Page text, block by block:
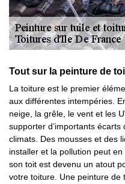
Tout sur la peinture de
La toiture est le premier
aux différentes intempéries.
neige, la grêle, le vent et les
supporter d’importants
climats. Des mousses et des
installer et la pollution peut
son toit est devenu un atout
votre toiture. Une peinture de